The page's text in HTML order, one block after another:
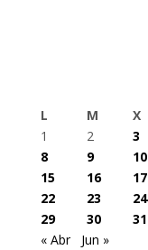
L
M X
1
2 3
8
9 10
15
16 17
22
23 24
29
30
31
« Abr
Jun »